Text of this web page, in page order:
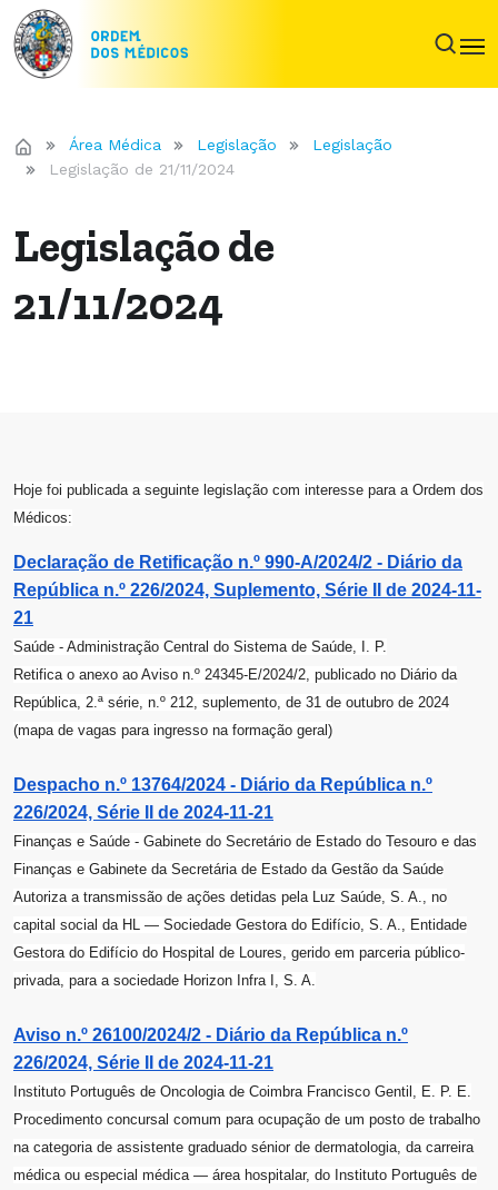
Área Médica Legislação
Legislação
Legislação de 21/11/2024
Legislação de
21/11/2024
Hoje foi publicada a seguinte legislação com interesse para a Ordem dos
Médicos:
Declaração de Retificação n.º 990-A/2024/2 - Diário da
República n.º 226/2024, Suplemento, Série II de 2024-11-
21
Saúde - Administração Central do Sistema de Saúde, I. P.
Retifica o anexo ao Aviso n.º 24345-E/2024/2, publicado no Diário da
República, 2.ª série, n.º 212, suplemento, de 31 de outubro de 2024
(mapa de vagas para ingresso na formação geral)
Despacho n.º 13764/2024 - Diário da República n.º
226/2024, Série II de 2024-11-21
Finanças e Saúde - Gabinete do Secretário de Estado do Tesouro e das
Finanças e Gabinete da Secretária de Estado da Gestão da Saúde
Autoriza a transmissão de ações detidas pela Luz Saúde, S. A., no
capital social da HL ― Sociedade Gestora do Edifício, S. A., Entidade
Gestora do Edifício do Hospital de Loures, gerido em parceria público-
privada, para a sociedade Horizon Infra I, S. A.
Aviso n.º 26100/2024/2 - Diário da República n.º
226/2024, Série II de 2024-11-21
Instituto Português de Oncologia de Coimbra Francisco Gentil, E. P. E.
Procedimento concursal comum para ocupação de um posto de trabalho
na categoria de assistente graduado sénior de dermatologia, da carreira
médica ou especial médica ― área hospitalar, do Instituto Português de